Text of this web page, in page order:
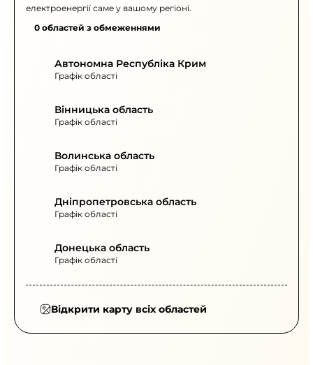
електроенергії саме у вашому регіоні.
0 областей з обмеженнями
Автономна Республіка Крим
Графік області
Вінницька область
Графік області
Волинська область
Графік області
Дніпропетровська область
Графік області
Донецька область
Графік області
Відкрити карту всіх областей